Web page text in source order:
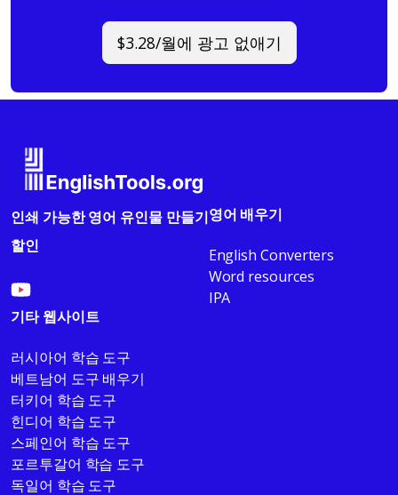
$3.28/월에 광고 없애기
인쇄 가능한 영어 유인물 만들기
할인
영어 배우기
English Converters
Word resources
IPA
기타 웹사이트
러시아어 학습 도구
베트남어 도구 배우기
터키어 학습 도구
힌디어 학습 도구
스페인어 학습 도구
포르투갈어 학습 도구
독일어 학습 도구